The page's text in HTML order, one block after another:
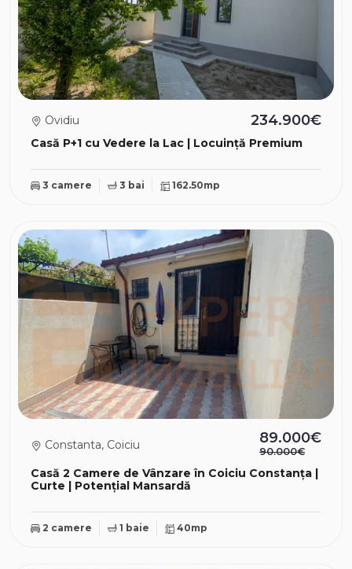
Casă P+1 cu Vedere la Lac | Locuință Premium
Ovidiu 234.900€
3 camere 3 bai 162.50mp
Casă 2 Camere de Vânzare în Coiciu Constanța |
Curte | Potențial Mansardă
Constanta, Coiciu 89.000€
90.000€
2 camere 1 baie 40mp